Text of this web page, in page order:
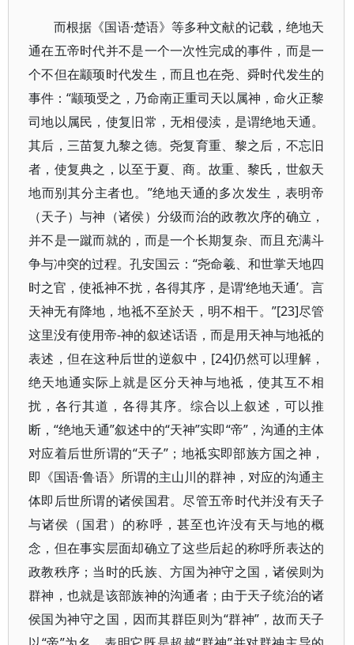
而根据《国语·楚语》等多种文献的记载，绝地天
通在五帝时代并不是一个一次性完成的事件，而是一
个不但在颛顼时代发生，而且也在尧、舜时代发生的
事件：“颛顼受之，乃命南正重司天以属神，命火正黎
司地以属民，使复旧常，无相侵渎，是谓绝地天通。
其后，三苗复九黎之德。尧复育重、黎之后，不忘旧
者，使复典之，以至于夏、商。故重、黎氏，世叙天
地而别其分主者也。”绝地天通的多次发生，表明帝
（天子）与神（诸侯）分级而治的政教次序的确立，
并不是一蹴而就的，而是一个长期复杂、而且充满斗
争与冲突的过程。孔安国云：“尧命羲、和世掌天地四
时之官，使祗神不扰，各得其序，是谓‘绝地天通’。言
天神无有降地，地祗不至於天，明不相干。”[23]尽管
这里没有使用帝-神的叙述话语，而是用天神与地祗的
表述，但在这种后世的逆叙中，[24]仍然可以理解，
绝天地通实际上就是区分天神与地祗，使其互不相
扰，各行其道，各得其序。综合以上叙述，可以推
断，“绝地天通”叙述中的“天神”实即“帝”，沟通的主体
对应着后世所谓的“天子”；地祗实即部族方国之神，
即《国语·鲁语》所谓的主山川的群神，对应的沟通主
体即后世所谓的诸侯国君。尽管五帝时代并没有天子
与诸侯（国君）的称呼，甚至也许没有天与地的概
念，但在事实层面却确立了这些后起的称呼所表达的
政教秩序；当时的氏族、方国为神守之国，诸侯则为
群神，也就是该部族神的沟通者；由于天子统治的诸
侯国为神守之国，因而其群臣则为“群神”，故而天子